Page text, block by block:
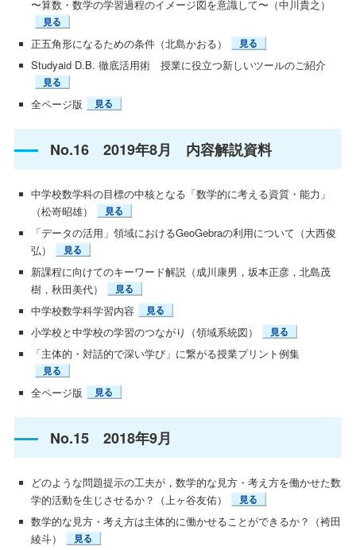
〜算数・数学の学習過程のイメージ図を意識して〜（中川貴之）
正五角形になるための条件（北島かおる）
Studyaid D.B. 徹底活用術 授業に役立つ新しいツールのご紹介
全ページ版
No.16 2019年8月 内容解説資料
中学校数学科の目標の中核となる「数学的に考える資質・能力」
（松嵜昭雄）
「データの活用」領域におけるGeoGebraの利用について（大西俊
弘）
新課程に向けてのキーワード解説（成川康男，坂本正彦，北島茂
樹，秋田美代）
中学校数学科学習内容
小学校と中学校の学習のつながり（領域系統図）
「主体的・対話的で深い学び」に繋がる授業プリント例集
全ページ版
No.15 2018年9月
どのような問題提示の工夫が，数学的な見方・考え方を働かせた数
学的活動を生じさせるか？（上ヶ谷友佑）
数学的な見方・考え方は主体的に働かせることができるか？（袴田
綾斗）